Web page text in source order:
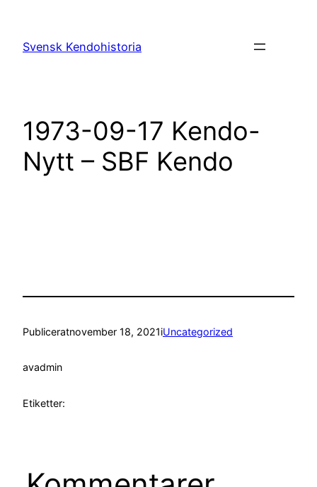
innehåll
Svensk Kendohistoria
1973-09-17 Kendo-
Nytt – SBF Kendo
Publiceratnovember 18, 2021iUncategorized
avadmin
Etiketter: